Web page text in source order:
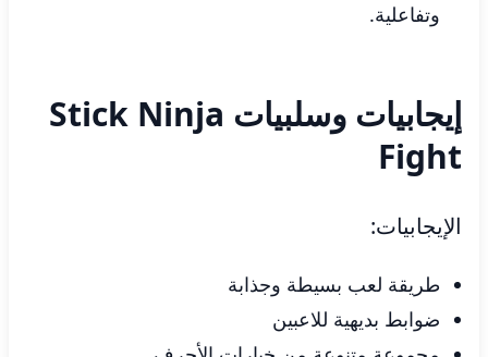
وتفاعلية.
إيجابيات وسلبيات Stick Ninja
Fight
الإيجابيات:
طريقة لعب بسيطة وجذابة
ضوابط بديهية للاعبين